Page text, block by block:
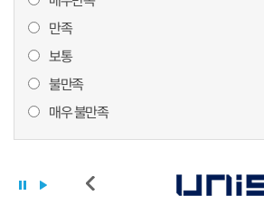
만족
보통
불만족
매우 불만족